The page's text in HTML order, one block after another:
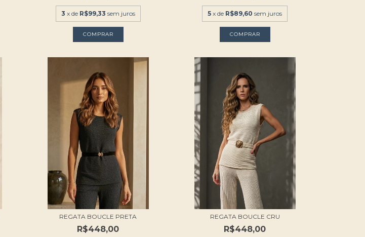
3 x de R$99,33 sem juros
COMPRAR
5 x de R$89,60 sem juros
COMPRAR
REGATA BOUCLE PRETA
R$448,00
REGATA BOUCLE CRU
R$448,00